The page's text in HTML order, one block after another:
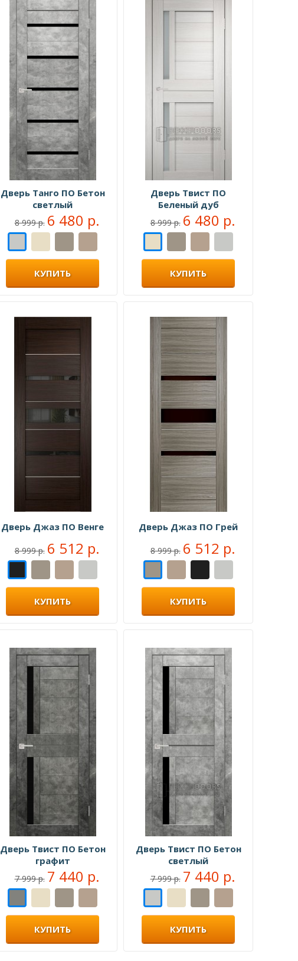
Дверь Танго ПО Бетон
светлый
8 999 р. 6 480 р.
КУПИТЬ
Дверь Твист ПО
Беленый дуб
8 999 р. 6 480 р.
КУПИТЬ
Дверь Джаз ПО Венге
8 999 р. 6 512 р.
КУПИТЬ
Дверь Джаз ПО Грей
8 999 р. 6 512 р.
КУПИТЬ
Дверь Твист ПО Бетон
графит
7 999 р. 7 440 р.
КУПИТЬ
Дверь Твист ПО Бетон
светлый
7 999 р. 7 440 р.
КУПИТЬ